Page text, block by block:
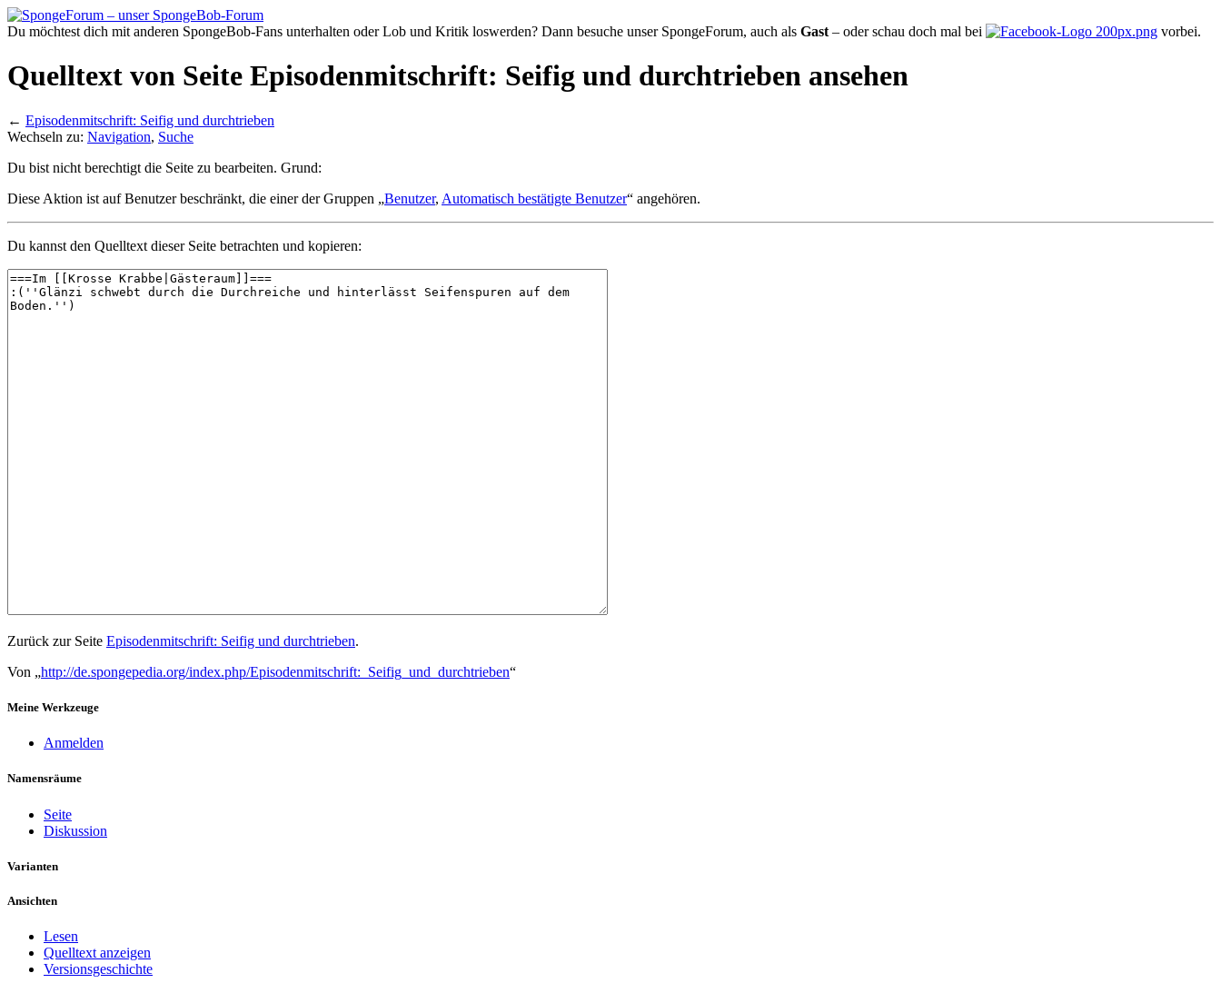
Du möchtest dich mit anderen SpongeBob-Fans unterhalten oder Lob und Kritik loswerden? Dann besuche unser SpongeForum, auch als Gast – oder schau doch mal bei vorbei.
Quelltext von Seite Episodenmitschrift: Seifig und durchtrieben ansehen
← Episodenmitschrift: Seifig und durchtrieben
Wechseln zu: Navigation, Suche
Du bist nicht berechtigt die Seite zu bearbeiten. Grund:
Diese Aktion ist auf Benutzer beschränkt, die einer der Gruppen „Benutzer, Automatisch bestätigte Benutzer“ angehören.
Du kannst den Quelltext dieser Seite betrachten und kopieren:
Zurück zur Seite Episodenmitschrift: Seifig und durchtrieben.
Von „http://de.spongepedia.org/index.php/Episodenmitschrift:_Seifig_und_durchtrieben“
Meine Werkzeuge
Anmelden
Namensräume
Seite
Diskussion
Varianten
Ansichten
Lesen
Quelltext anzeigen
Versionsgeschichte